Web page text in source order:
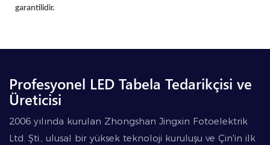
garantilidir.
Profesyonel LED Tabela Tedarikçisi ve
Üreticisi
2006 yılında kurulan Zhongshan Jingxin Fotoelektrik
Ltd. Şti., ulusal bir yüksek teknoloji kuruluşu ve Çin'in ilk